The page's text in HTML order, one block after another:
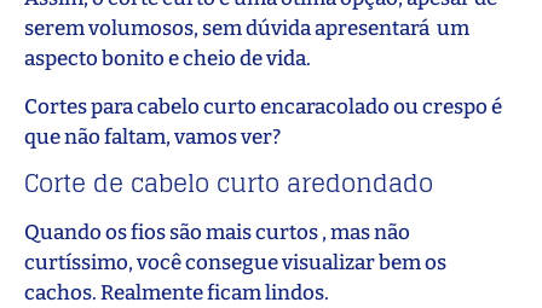
serem volumosos, sem dúvida apresentará um
aspecto bonito e cheio de vida.
Cortes para cabelo curto encaracolado ou crespo é
que não faltam, vamos ver?
Corte de cabelo curto aredondado
Quando os fios são mais curtos , mas não
curtíssimo, você consegue visualizar bem os
cachos. Realmente ficam lindos.